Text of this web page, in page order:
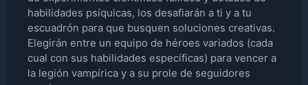
habilidades psíquicas, los desafiarán a ti y a tu
escuadrón para que busquen soluciones creativas.
Elegirán entre un equipo de héroes variados (cada
cual con sus habilidades específicas) para vencer a
la legión vampírica y a su prole de seguidores